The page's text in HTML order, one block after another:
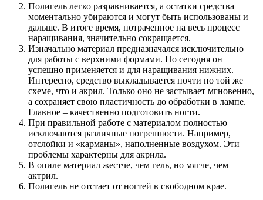
Полигель легко разравнивается, а остатки средства
моментально убираются и могут быть использованы и
дальше. В итоге время, потраченное на весь процесс
наращивания, значительно сокращается.
Изначально материал предназначался исключительно
для работы с верхними формами. Но сегодня он
успешно применяется и для наращивания нижних.
Интересно, средство выкладывается почти по той же
схеме, что и акрил. Только оно не застывает мгновенно,
а сохраняет свою пластичность до обработки в лампе.
Главное – качественно подготовить ногти.
При правильной работе с материалом полностью
исключаются различные погрешности. Например,
отслойки и «карманы», наполненные воздухом. Эти
проблемы характерны для акрила.
В опиле материал жестче, чем гель, но мягче, чем
актрил.
Полигель не отстает от ногтей в свободном крае.